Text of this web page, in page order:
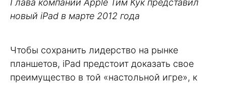
новый iPad в марте 2012 года
Чтобы сохранить лидерство на рынке
планшетов, iPad предстоит доказать свое
преимущество в той «настольной игре», к